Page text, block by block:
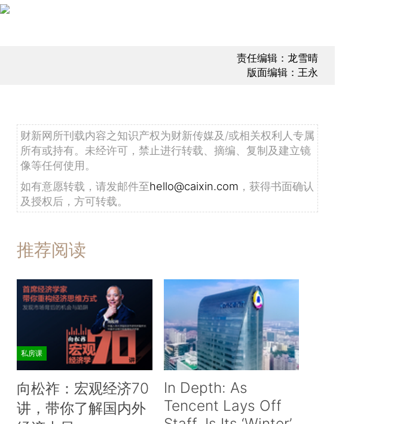
责任编辑：龙雪晴
版面编辑：王永
财新网所刊载内容之知识产权为财新传媒及/或相关权利人专属
所有或持有。未经许可，禁止进行转载、摘编、复制及建立镜
像等任何使用。
如有意愿转载，请发邮件至hello@caixin.com ，获得书面确认
及授权后，方可转载。
推荐阅读
私房课
向松祚：宏观经济70
讲，带你了解国内外
In Depth: As
Tencent Lays Off